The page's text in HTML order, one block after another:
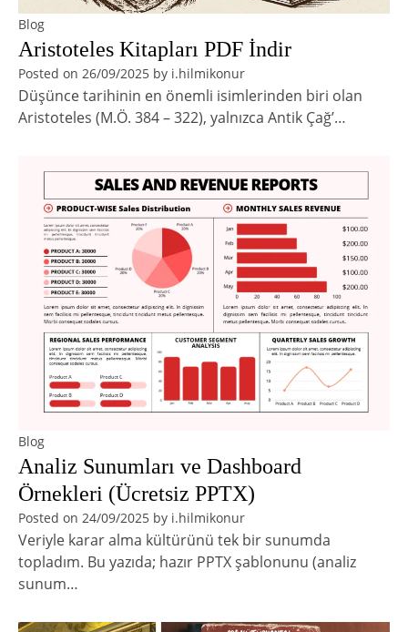
Blog
Aristoteles Kitapları PDF İndir
Posted on 26/09/2025 by i.hilmikonur
Düşünce tarihinin en önemli isimlerinden biri olan
Aristoteles (M.Ö. 384 – 322), yalnızca Antik Çağ’…
Blog
Analiz Sunumları ve Dashboard
Örnekleri (Ücretsiz PPTX)
Posted on 24/09/2025 by i.hilmikonur
Veriyle karar alma kültürünü tek bir sunumda
topladım. Bu yazıda; hazır PPTX şablonunu (analiz
sunum…